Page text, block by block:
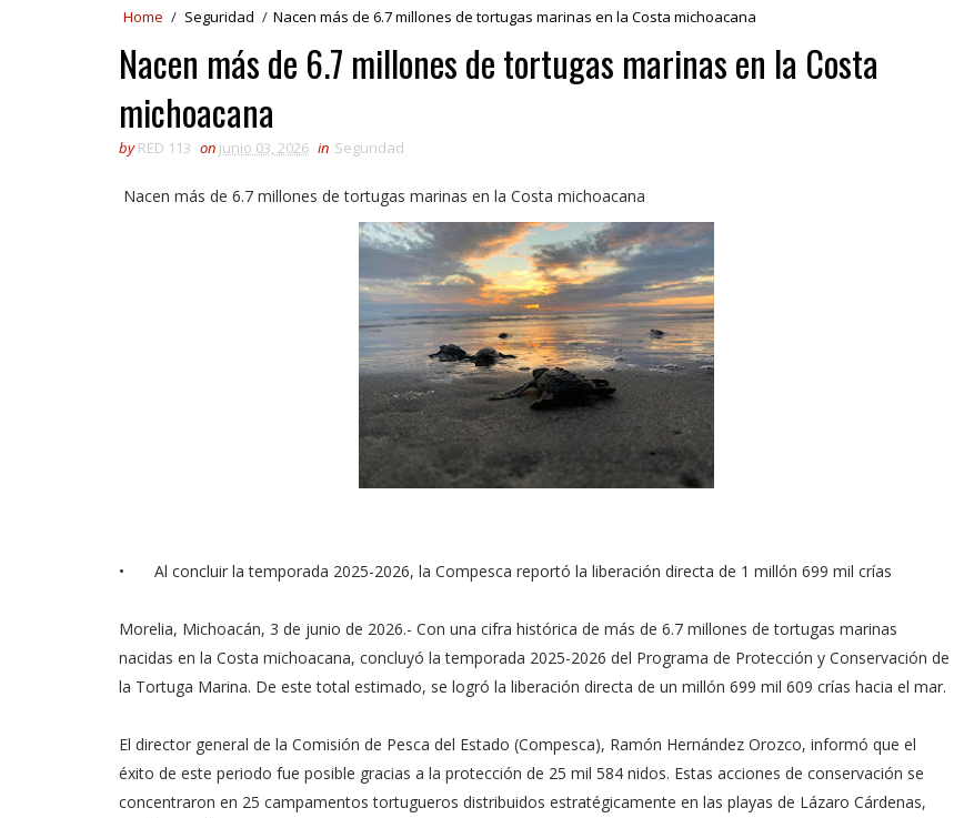
Home / Seguridad / Nacen más de 6.7 millones de tortugas marinas en la Costa michoacana
Nacen más de 6.7 millones de tortugas marinas en la Costa
michoacana
by RED 113 on junio 03, 2026 in Seguridad
Nacen más de 6.7 millones de tortugas marinas en la Costa michoacana
• Al concluir la temporada 2025-2026, la Compesca reportó la liberación directa de 1 millón 699 mil crías
Morelia, Michoacán, 3 de junio de 2026.- Con una cifra histórica de más de 6.7 millones de tortugas marinas
nacidas en la Costa michoacana, concluyó la temporada 2025-2026 del Programa de Protección y Conservación de
la Tortuga Marina. De este total estimado, se logró la liberación directa de un millón 699 mil 609 crías hacia el mar.
El director general de la Comisión de Pesca del Estado (Compesca), Ramón Hernández Orozco, informó que el
éxito de este periodo fue posible gracias a la protección de 25 mil 584 nidos. Estas acciones de conservación se
concentraron en 25 campamentos tortugueros distribuidos estratégicamente en las playas de Lázaro Cárdenas,